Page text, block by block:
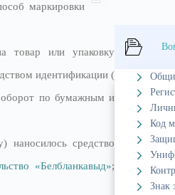
маркировки
товар или упаковку
идентификации (
по бумажным и
средство
«Белбланкавыд»;
Код
Знак